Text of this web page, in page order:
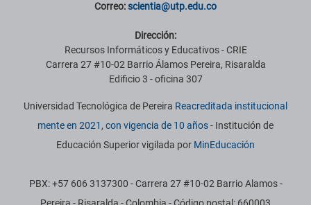
Correo:scientia@utp.edu.co
Dirección:
Recursos Informáticos y Educativos - CRIE
Carrera 27 #10-02 Barrio Álamos Pereira, Risaralda
Edificio 3 - oficina 307
Universidad Tecnológica de Pereira Reacreditada institucional
mente en 2021, con vigencia de 10 años- Institución de
Educación Superior vigilada por MinEducación
PBX: +57 606 3137300 - Carrera 27 #10-02 Barrio Alamos -